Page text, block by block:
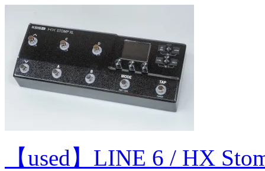
【used】LINE 6 / HX